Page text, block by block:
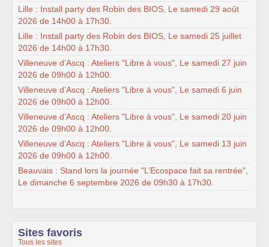
Lille : Install party des Robin des BIOS, Le samedi 29 août
2026 de 14h00 à 17h30.
Lille : Install party des Robin des BIOS, Le samedi 25 juillet
2026 de 14h00 à 17h30.
Villeneuve d’Ascq : Ateliers "Libre à vous", Le samedi 27 juin
2026 de 09h00 à 12h00.
Villeneuve d’Ascq : Ateliers "Libre à vous", Le samedi 6 juin
2026 de 09h00 à 12h00.
Villeneuve d’Ascq : Ateliers "Libre à vous", Le samedi 20 juin
2026 de 09h00 à 12h00.
Villeneuve d’Ascq : Ateliers "Libre à vous", Le samedi 13 juin
2026 de 09h00 à 12h00.
Beauvais : Stand lors la journée "L’Ecospace fait sa rentrée",
Le dimanche 6 septembre 2026 de 09h30 à 17h30.
Sites favoris
Tous les sites